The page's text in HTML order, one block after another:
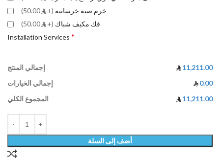
خرم صبة خرسانية (+
50.00)
فك مكيف شباك (+
50.00)
Installation Services *
إجمالي المنتج
11,211.00
إجمالي الخيارات
0.00
المجموع الكلي
11,211.00
أضف إلى السلة